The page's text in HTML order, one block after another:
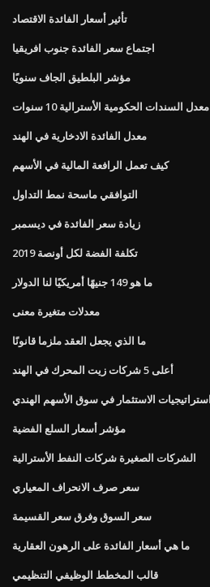
تأثير أسعار الفائدة الاقتصاد
اجتماع سعر الفائدة جنوب افريقيا
مؤشر البلطيق الجاف سنويًا
معدل السندات الحكومية الأسترالية 10 سنوات
معدل الفائدة الادخارية في الهند
كيف تعمل الرافعة المالية في الأسهم
التوافقي ماسحة نمط التداول
زيادة سعر الفائدة في ديسمبر
تكلفة الفضة لكل أونصة 2019
ما هو 149 جنيهًا أمريكيًا لنا الدولار
معدلات متغيرة معنى
ما الذي يجعل العقد ملزما قانونًا
أعلى 5 شركات زيت المحرك في الهند
مؤشر أسعار السلع الفضية
الشركات الصغيرة شركات النفط الأسترالية
سعر صرف الانحراف المعياري
سعر السوق وفرق سعر القسيمة
ما هي أسعار الفائدة على الرهون العقارية
قالب المخطط الوظيفي التنظيمي